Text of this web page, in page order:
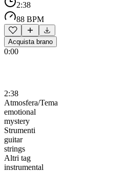
2:38
88 BPM
Acquista brano
0:00
2:38
Atmosfera/Tema
emotional
mystery
Strumenti
guitar
strings
Altri tag
instrumental